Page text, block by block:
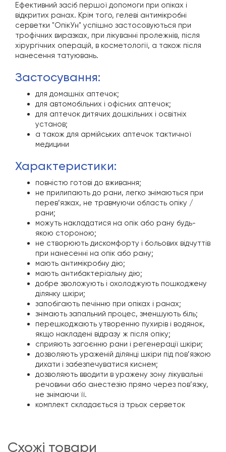
Ефективний засіб першої допомоги при опіках і
відкритих ранах. Крім того, гелеві антимікробні
серветки "ОпікУн" успішно застосовуються при
трофічних виразках, при лікуванні пролежнів, після
хірургічних операцій, в косметології, а також після
нанесення татуювань.
застосування:
для домашніх аптечок;
для автомобільних і офісних аптечок;
для аптечок дитячих дошкільних і освітніх
установ;
а також для армійських аптечок тактичної
медицини
характеристики:
повністю готові до вживання;
не прилипають до рани, легко знімаються при
перев’язках, не травмуючи область опіку /
рани;
можуть накладатися на опік або рану будь-
якою стороною;
не створюють дискомфорту і больових відчуттів
при нанесенні на опік або рану;
мають антимікробну дію;
мають антибактеріальну дію;
добре зволожують і охолоджують пошкоджену
ділянку шкіри;
запобігають печінню при опіках і ранах;
знімають запальний процес, зменшують біль;
перешкоджають утворенню пухирів і водянок,
якщо накладені відразу ж після опіку;
сприяють загоєнню рани і регенерації шкіри;
дозволяють ураженій ділянці шкіри під пов’язкою
дихати і забезпечуватися киснем;
дозволяють вводити в уражену зону лікувальні
речовини або анестезію прямо через пов’язку,
не знімаючи її.
комплект складається із трьох серветок
схожі товари